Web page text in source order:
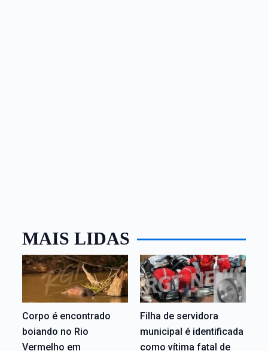
MAIS LIDAS
Corpo é encontrado
boiando no Rio
Vermelho em
Filha de servidora
municipal é identificada
como vítima fatal de